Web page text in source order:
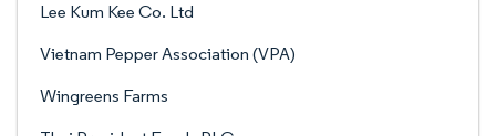
Lee Kum Kee Co. Ltd
Vietnam Pepper Association (VPA)
Wingreens Farms